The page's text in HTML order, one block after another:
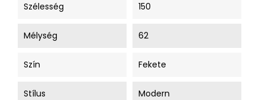
Szélesség 150
Mélység 62
Szín Fekete
Stílus Modern